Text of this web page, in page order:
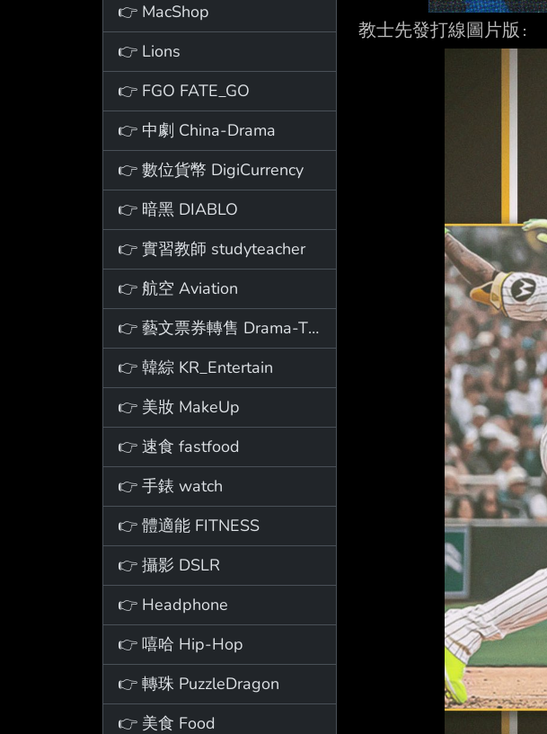
👉 MacShop
👉 Lions
👉 FGO FATE_GO
👉 中劇 China-Drama
👉 數位貨幣 DigiCurrency
👉 暗黑 DIABLO
👉 實習教師 studyteacher
👉 航空 Aviation
👉 藝文票券轉售 Drama-Ticket
👉 韓綜 KR_Entertain
👉 美妝 MakeUp
👉 速食 fastfood
👉 手錶 watch
👉 體適能 FITNESS
👉 攝影 DSLR
👉 Headphone
👉 嘻哈 Hip-Hop
👉 轉珠 PuzzleDragon
👉 美食 Food
教士先發打線圖片版: